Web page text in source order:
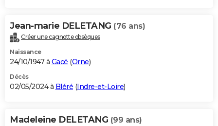
Jean-marie DELETANG (76 ans)
Créer une cagnotte obsèques
Naissance
24/10/1947 à Gacé (Orne)
Décès
02/05/2024 à Bléré (Indre-et-Loire)
Madeleine DELETANG (99 ans)